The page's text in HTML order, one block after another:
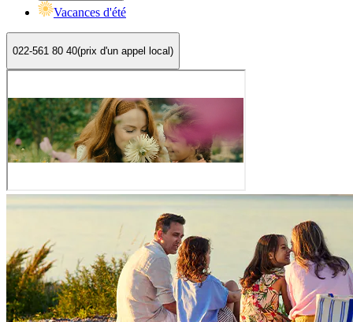
Vacances d'été
022-561 80 40(prix d'un appel local)